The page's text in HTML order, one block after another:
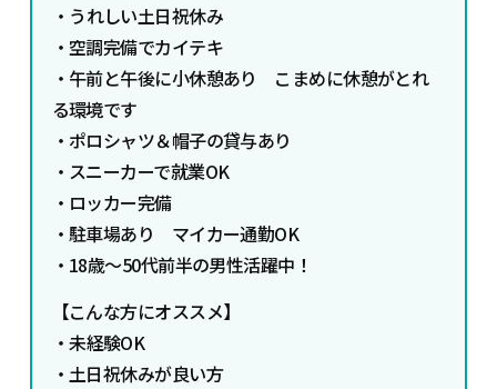
・ うれしい土日祝休み
・空調完備でカイテキ
・午前と午後に小休憩あり こまめに休憩がとれ
る環境です
・ポロシャツ＆帽子の貸与あり
・スニーカーで就業OK
・ロッカー完備
・駐車場あり マイカー通勤OK
・18歳～50代前半の男性活躍中！
【こんな方にオススメ】
・未経験OK
・土日祝休みが良い方